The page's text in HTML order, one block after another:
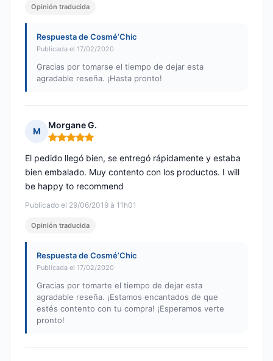
Opinión traducida
Respuesta de Cosmé’Chic
Publicada el 17/02/2020
Gracias por tomarse el tiempo de dejar esta
agradable reseña. ¡Hasta pronto!
M
Morgane G.
Nota: 5 de 5
Publicado el 29/06/2019 à 11h01
El pedido llegó bien, se entregó rápidamente y estaba
bien embalado. Muy contento con los productos. I will
be happy to recommend
Opinión traducida
Respuesta de Cosmé’Chic
Publicada el 17/02/2020
Gracias por tomarte el tiempo de dejar esta
agradable reseña. ¡Estamos encantados de que
estés contento con tu compra! ¡Esperamos verte
pronto!